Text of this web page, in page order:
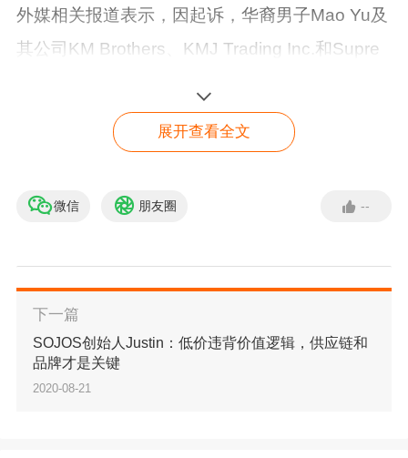
外媒相关报道表示，因起诉，华裔男子Mao Yu及
其公司KM Brothers、KMJ Trading Inc.和Supre
近200,000美元，停止出售3M产品，并承认侵犯
了其商标权利。
根据3M在6月的起诉，Mao Yu公司通过三个亚马
21美元，赚了35万美元。3M表示，其同类产品
的标价为1.27美元。
3M产能满足不了美国市场需求
【免费入驻】 亚马逊入驻
立即入驻
展开查看全文
微信 朋友圈 --
下一篇
SOJOS创始人Justin：低价违背价值逻辑，供应链和
品牌才是关键
2020-08-21